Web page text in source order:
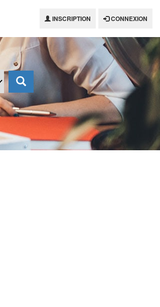
INSCRIPTION CONNEXION